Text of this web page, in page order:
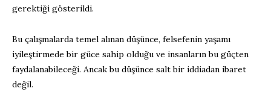
gerektiği gösterildi.
Bu çalışmalarda temel alınan düşünce, felsefenin yaşamı
iyileştirmede bir güce sahip olduğu ve insanların bu güçten
faydalanabileceği. Ancak bu düşünce salt bir iddiadan ibaret
değil.